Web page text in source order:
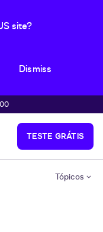
site?
Dismiss
TESTE GRÁTIS
Tópicos